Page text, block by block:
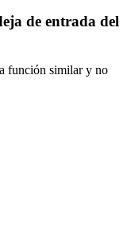
de entrada del
función similar y no